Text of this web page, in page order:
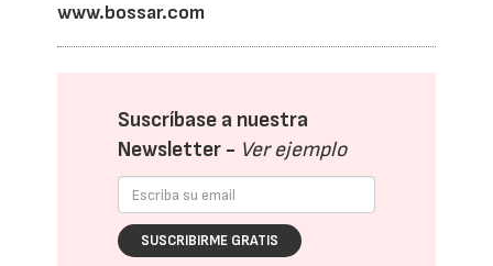
www.bossar.com
Suscríbase a nuestra
Newsletter - Ver ejemplo
SUSCRIBIRME GRATIS